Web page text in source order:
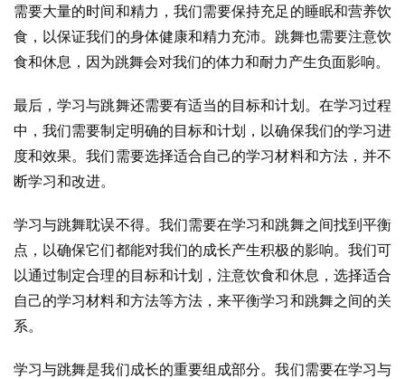
需要大量的时间和精力，我们需要保持充足的睡眠和营养饮
食，以保证我们的身体健康和精力充沛。跳舞也需要注意饮
食和休息，因为跳舞会对我们的体力和耐力产生负面影响。
最后，学习与跳舞还需要有适当的目标和计划。在学习过程
中，我们需要制定明确的目标和计划，以确保我们的学习进
度和效果。我们需要选择适合自己的学习材料和方法，并不
断学习和改进。
学习与跳舞耽误不得。我们需要在学习和跳舞之间找到平衡
点，以确保它们都能对我们的成长产生积极的影响。我们可
以通过制定合理的目标和计划，注意饮食和休息，选择适合
自己的学习材料和方法等方法，来平衡学习和跳舞之间的关
系。
学习与跳舞是我们成长的重要组成部分。我们需要在学习与